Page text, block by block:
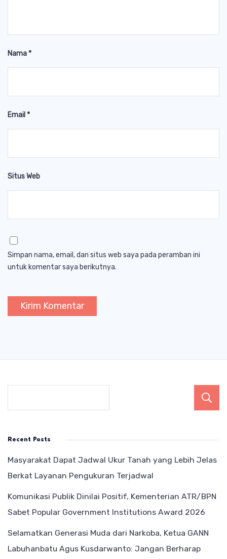
Nama*
Email *
Situs Web
Simpan nama, email, dan situs web saya pada peramban ini
untuk komentar saya berikutnya.
Recent Posts
Masyarakat Dapat Jadwal Ukur Tanah yang Lebih Jelas
Berkat Layanan Pengukuran Terjadwal
Komunikasi Publik Dinilai Positif, Kementerian ATR/BPN
Sabet Popular Government Institutions Award 2026
Selamatkan Generasi Muda dari Narkoba, Ketua GANN
Labuhanbatu Agus Kusdarwanto: Jangan Berharap